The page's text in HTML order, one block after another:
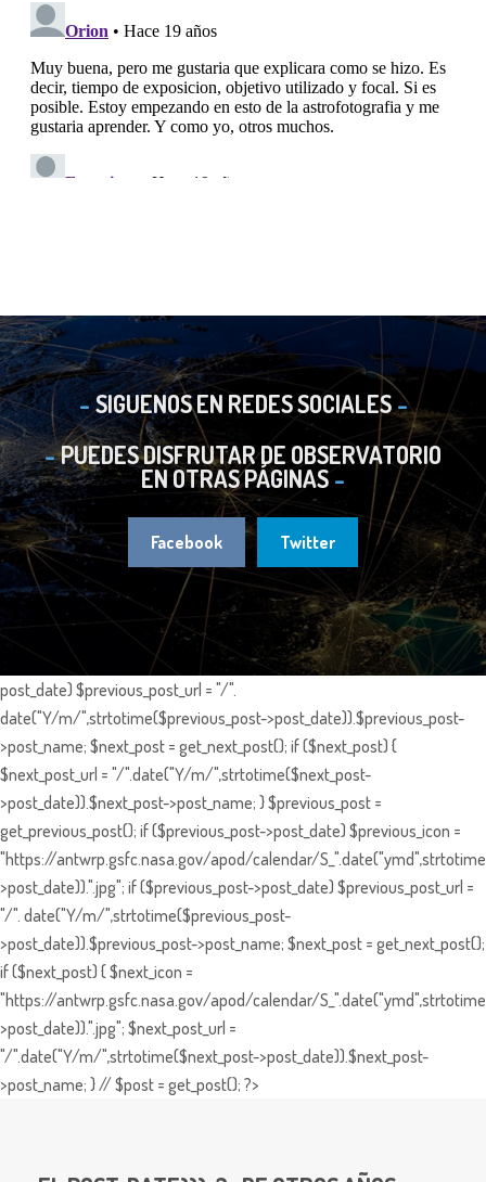
SIGUENOS EN REDES SOCIALES
PUEDES DISFRUTAR DE OBSERVATORIO
EN OTRAS PÁGINAS
Facebook Twitter
post_date) $previous_post_url = "/".
date("Y/m/",strtotime($previous_post->post_date)).$previous_post-
>post_name; $next_post = get_next_post(); if ($next_post) {
$next_post_url = "/".date("Y/m/",strtotime($next_post-
>post_date)).$next_post->post_name; } $previous_post =
get_previous_post(); if ($previous_post->post_date) $previous_icon =
"https://antwrp.gsfc.nasa.gov/apod/calendar/
>post_date)).".jpg"; if ($previous_post->post_date) $previous_post_url =
"/". date("Y/m/",strtotime($previous_post-
>post_date)).$previous_post->post_name; $next_post = get_next_post();
if ($next_post) { $next_icon =
"https://antwrp.gsfc.nasa.gov/apod/calendar/
>post_date)).".jpg"; $next_post_url =
"/".date("Y/m/",strtotime($next_post->post_date)).$next_post-
>post_name; } // $post = get_post(); ?>